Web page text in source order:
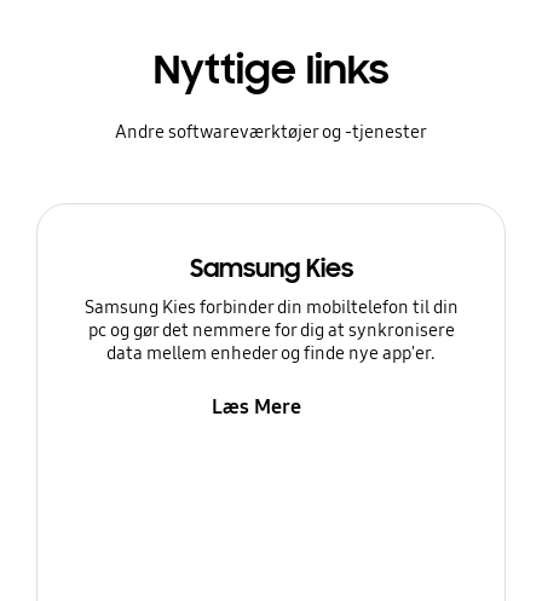
Nyttige links
Andre softwareværktøjer og -tjenester
Samsung Kies
Samsung Kies forbinder din mobiltelefon til din
pc og gør det nemmere for dig at synkronisere
data mellem enheder og finde nye app'er.
Læs Mere